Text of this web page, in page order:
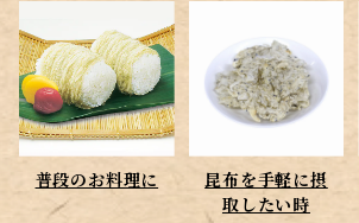
プレゼント・贈答用
ちょっとしたおやつに
酒のお供のおつまみに
普段のお料理に
昆布を手軽に摂
取したい時